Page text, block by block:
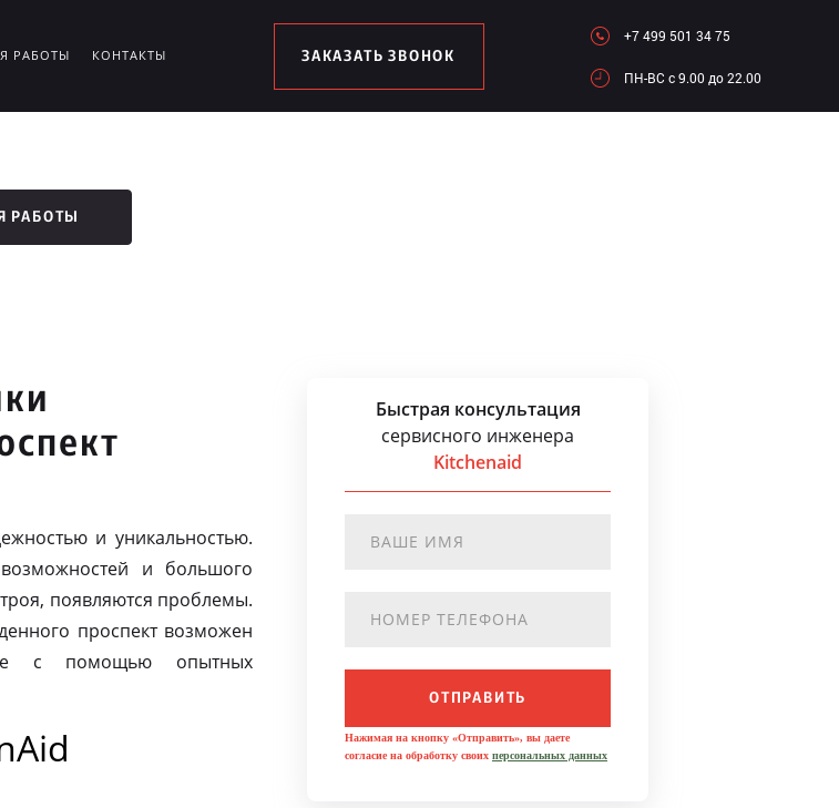
РАБОТЫ КОНТАКТЫ ЗАКАЗАТЬ ЗВОНОК
+7 499 501 34 75
ПН-ВC c 9.00 до 22.00
РАБОТЫ
и уникальностью.
и большого
появляются проблемы.
проспект возможен
с помощью опытных
Быстрая консультация
сервисного инженера
Kitchenaid
ОТПРАВИТЬ
Нажимая на кнопку «Отправить», вы даете
согласие на обработку своих персональных данных